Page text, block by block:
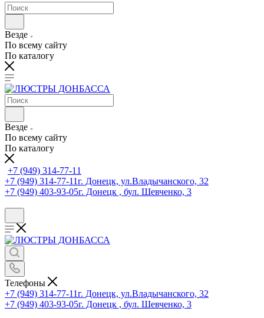
Везде
По всему сайту
По каталогу
Везде
По всему сайту
По каталогу
+7 (949) 314-77-11
+7 (949) 314-77-11г. Донецк, ул.Владычанского, 32
+7 (949) 403-93-05г. Донецк , бул. Шевченко, 3
Телефоны
+7 (949) 314-77-11г. Донецк, ул.Владычанского, 32
+7 (949) 403-93-05г. Донецк , бул. Шевченко, 3